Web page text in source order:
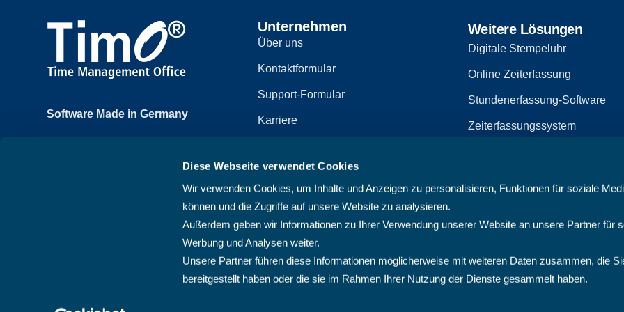
Diese Webseite verwendet Cookies
Wir verwenden Cookies, um Inhalte und Anzeigen zu personalisieren, Funktionen für soziale
können und die Zugriffe auf unsere Website zu analysieren.
Außerdem geben wir Informationen zu Ihrer Verwendung unserer Website an unsere Partner für
Werbung und Analysen weiter.
Unsere Partner führen diese Informationen möglicherweise mit weiteren Daten zusammen, die
bereitgestellt haben oder die sie im Rahmen Ihrer Nutzung der Dienste gesammelt haben.
Software Made in Germany
61250 Usingen, Deutschland
+49 6081 58600
Unternehmen
Über uns
Kontaktformular
Support-Formular
Karriere
Datenschutzerklärung
Sitemap
AGB
Weitere Lösungen
Digitale Stempeluhr
Online Zeiterfassung
Stundenerfassung-Software
Zeiterfassungssystem
PMO-Software
Cloud Projektmanagement-
Projektplanungssoftware